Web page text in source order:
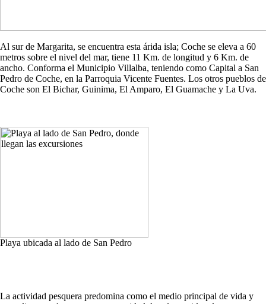
Al sur de Margarita, se encuentra esta árida isla; Coche se eleva a 60
metros sobre el nivel del mar, tiene 11 Km. de longitud y 6 Km. de
ancho. Conforma el Municipio Villalba, teniendo como Capital a San
Pedro de Coche, en la Parroquia Vicente Fuentes. Los otros pueblos de
Coche son El Bichar, Guinima, El Amparo, El Guamache y La Uva.
Playa ubicada al lado de San Pedro
La actividad pesquera predomina como el medio principal de vida y